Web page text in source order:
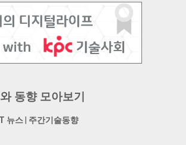
동향 모아보기
뉴스| 주간기술동향